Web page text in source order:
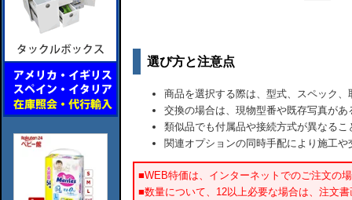
選び方と注意点
商品を選択する際は、型式、スペック
交換の場合は、現物型番や既存写真が
類似品でも付属品や接続方式が異なるこ
関連オプションの同時手配により施工
■WEB特価は、インターネットでのご注文の
■数量について、12以上必要な場合は、注文